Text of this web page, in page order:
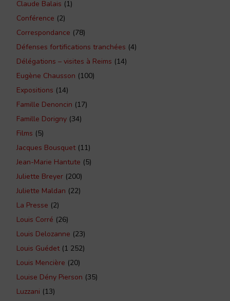
Claude Balais (1)
Conférence (2)
Correspondance (78)
Défenses fortifications tranchées (4)
Délégations – visites à Reims (14)
Eugène Chausson (100)
Expositions (14)
Famille Denoncin (17)
Famille Dorigny (34)
Films (5)
Jacques Bousquet(11)
Jean-Marie Hantute (5)
Juliette Breyer (200)
Juliette Maldan (22)
La Presse (2)
Louis Corré (26)
Louis Delozanne (23)
Louis Guédet(1 252)
Louis Mencière (20)
Louise Dény Pierson (35)
Luzzani (13)